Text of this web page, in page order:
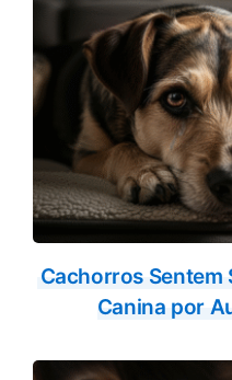
Cachorros Sentem
Canina por